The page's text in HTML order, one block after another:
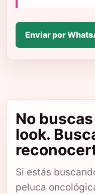
Enviar por
No
look.
Si estás
peluca